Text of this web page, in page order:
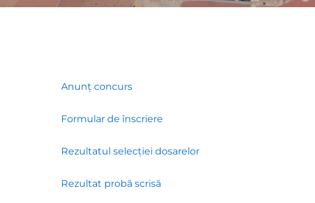
Anunț concurs
Formular de înscriere
Rezultatul selecției dosarelor
Rezultat probă scrisă